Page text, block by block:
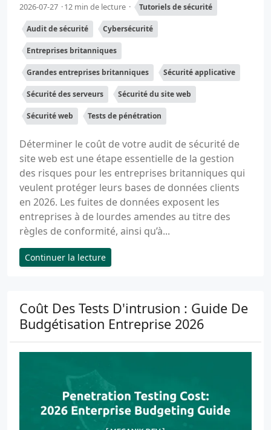
2026-07-27 12 min de lecture Tutoriels de sécurité
Audit de sécurité Cybersécurité
Entreprises britanniques
Grandes entreprises britanniques Sécurité applicative
Sécurité des serveurs Sécurité du site web
Sécurité web Tests de pénétration
Déterminer le coût de votre audit de sécurité de
site web est une étape essentielle de la gestion
des risques pour les entreprises britanniques qui
veulent protéger leurs bases de données clients
en 2026. Les fuites de données exposent les
entreprises à de lourdes amendes au titre des
règles de conformité, ainsi qu’à...
Continuer la lecture
Coût Des Tests D'intrusion : Guide De
Budgétisation Entreprise 2026